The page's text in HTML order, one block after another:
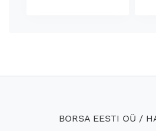
BORSA EESTI OÜ /